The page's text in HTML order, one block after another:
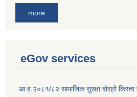
more
eGov services
आ.व.२०८१/८२ सामाजिक सुरक्षा दोस्रो किस्ता